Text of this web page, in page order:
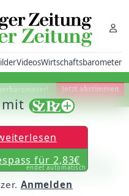
VideosWirtschaftsbarometer
Jetzt abstimmen
Feuerwehr
insgesamt 158
mit
für 2,83€
endet automatisch
Anmelden